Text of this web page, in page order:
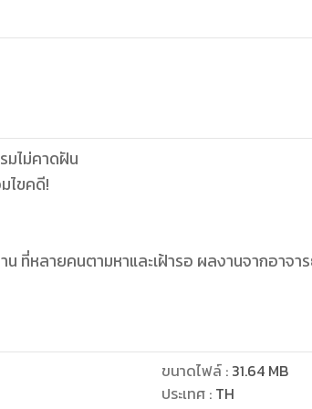
มไม่คาดฝัน
ไขคดี!
ารอ ผลงานจากอาจารย์ “โยโคมิโซะ เซชิ” อีกหนึ่ง
แก่นักเขียนนิยายสืบสวนสอบสวนทั่วญี่ปุ่น ครั้งนี้
ใจหาญกล้ามาก่อเหตุฆาตกรรมถึงในห้องพักข
ขนาดไฟล์: 31.64 MB
ประเทศ : TH